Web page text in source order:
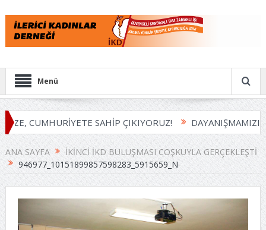
Menü
CUMHURİYETE SAHİP ÇIKIYORUZ! DAYANIŞMAMIZI
ANA SAYFA
İKINCI İKD BULUŞMASI COŞKUYLA GERÇEKLEŞTI
946977_10151899857598283_5915659_N